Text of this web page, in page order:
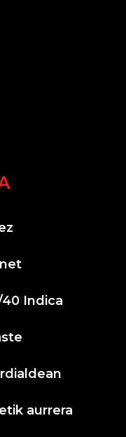
Indica
aurrera